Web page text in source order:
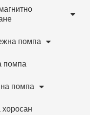
помпа
помпа
помпа